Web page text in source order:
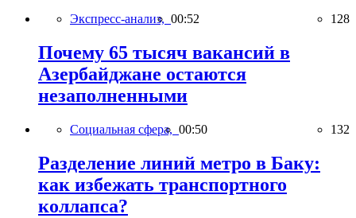
Экспресс-анализ, 00:52 128
Почему 65 тысяч вакансий в
Азербайджане остаются
незаполненными
Социальная сфера, 00:50 132
Разделение линий метро в Баку:
как избежать транспортного
коллапса?